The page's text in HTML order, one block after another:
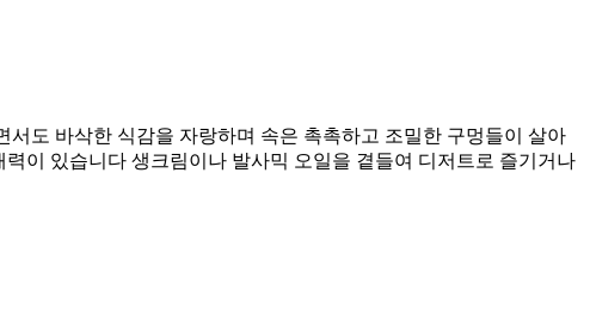
도 바삭한 식감을 자랑하며 속은 촉촉하고 조밀한 구멍들이 살아
이 있습니다 생크림이나 발사믹 오일을 곁들여 디저트로 즐기거나